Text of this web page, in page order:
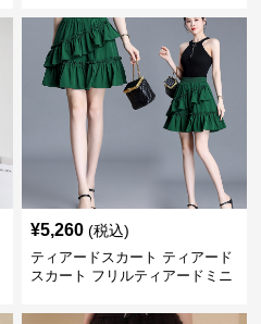
¥5,260 (税込)
ティアードスカート ティアード
スカート フリルティアードミニ